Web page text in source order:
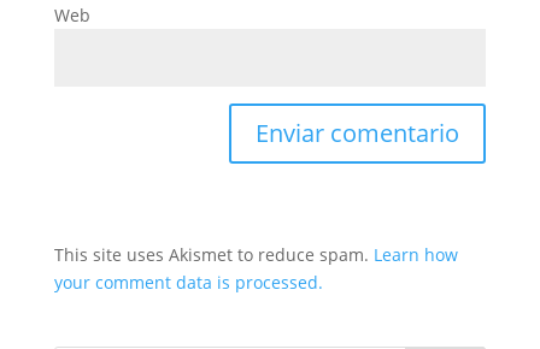
Web
This site uses Akismet to reduce spam. Learn how
your comment data is processed.